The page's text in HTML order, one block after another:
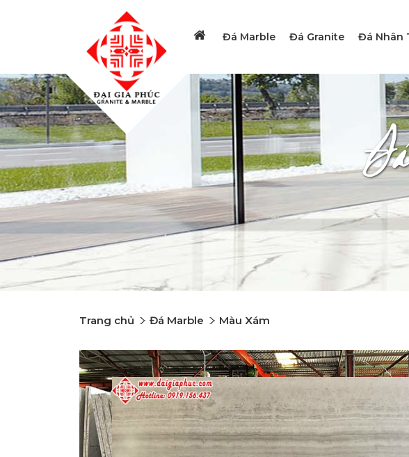
Đá Marble Đá Granite Đá Nhân
Trang chủ Đá Marble Màu Xám